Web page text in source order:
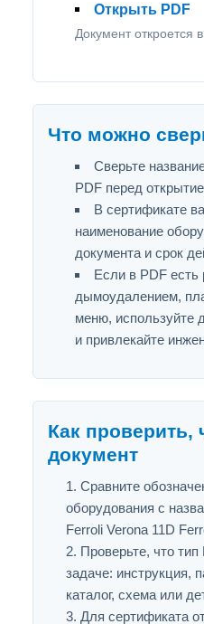
Открыть PDF
Документ откроется
Что можно
Сверьте
PDF перед
В сертификате
наименование
документа и срок
Если в PDF есть
дымоудалением,
меню, используйте
и привлекайте
Как проверить,
документ
Сравните
оборудования с
Ferroli Verona 11D
Проверьте, что тип
задаче: инструкция,
каталог, схема или
Для сертификата